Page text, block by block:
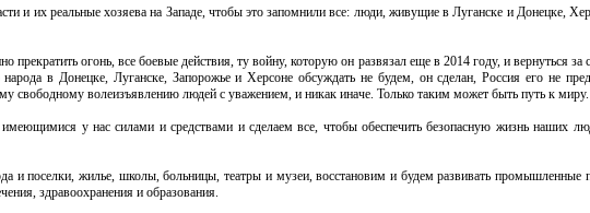
и их реальные хозяева на Западе, чтобы это запомнили все: люди, живущие в Луганске и Донецке,
огонь, все боевые действия, ту войну, которую он развязал еще в 2014 году, и вернуться
в Донецке, Луганске, Запорожье и Херсоне обсуждать не будем, он сделан, Россия его не
свободному волеизъявлению людей с уважением, и никак иначе. Только таким может быть путь к миру.
у нас силами и средствами и сделаем все, чтобы обеспечить безопасную жизнь наших
и поселки, жилье, школы, больницы, театры и музеи, восстановим и будем развивать промышленные
здравоохранения и образования.